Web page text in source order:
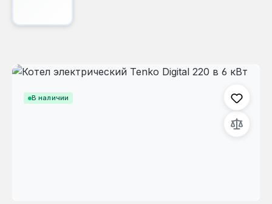
В наличии
Пропустить галерею изображений